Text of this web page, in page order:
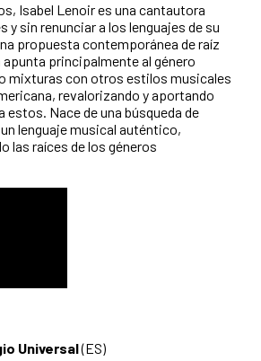
Isabel Lenoir es una cantautora
y sin renunciar a los lenguajes de su
propuesta contemporánea de raíz
principalmente al género
mixturas con otros estilos musicales
revalorizando y aportando
estos. Nace de una búsqueda de
lenguaje musical auténtico,
las raíces de los géneros
Universal(ES)